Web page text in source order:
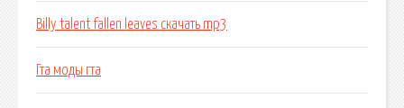
Billy talent fallen leaves скачать mp3
Гта моды гта